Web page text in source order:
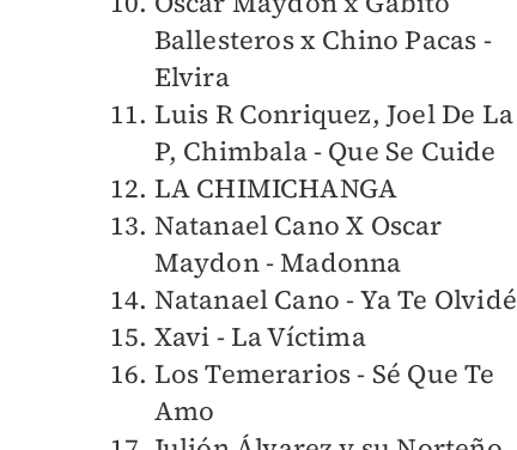
Ballesteros x Chino Pacas -
Elvira
Luis R Conriquez, Joel De La
P, Chimbala - Que Se Cuide
LA CHIMICHANGA
Natanael Cano X Oscar
Maydon - Madonna
Natanael Cano - Ya Te Olvidé
Xavi - La Víctima
Los Temerarios - Sé Que Te
Amo